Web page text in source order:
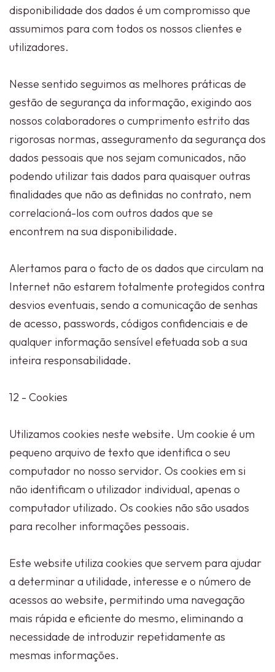
disponibilidade dos dados é um compromisso que
assumimos para com todos os nossos clientes e
utilizadores.
Nesse sentido seguimos as melhores práticas de
gestão de segurança da informação, exigindo aos
nossos colaboradores o cumprimento estrito das
rigorosas normas, asseguramento da segurança dos
dados pessoais que nos sejam comunicados, não
podendo utilizar tais dados para quaisquer outras
finalidades que não as definidas no contrato, nem
correlacioná-los com outros dados que se
encontrem na sua disponibilidade.
Alertamos para o facto de os dados que circulam na
Internet não estarem totalmente protegidos contra
desvios eventuais, sendo a comunicação de senhas
de acesso, passwords, códigos confidenciais e de
qualquer informação sensível efetuada sob a sua
inteira responsabilidade.
12 - Cookies
Utilizamos cookies neste website. Um cookie é um
pequeno arquivo de texto que identifica o seu
computador no nosso servidor. Os cookies em si
não identificam o utilizador individual, apenas o
computador utilizado. Os cookies não são usados
para recolher informações pessoais.
Este website utiliza cookies que servem para ajudar
a determinar a utilidade, interesse e o número de
acessos ao website, permitindo uma navegação
mais rápida e eficiente do mesmo, eliminando a
necessidade de introduzir repetidamente as
mesmas informações.